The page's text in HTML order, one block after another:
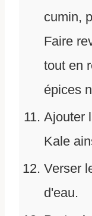
cumin,
Faire
tout en
épices
Ajouter
Kale
Verser
d'eau.